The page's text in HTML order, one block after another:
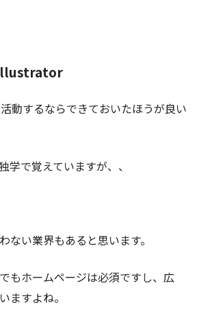
動するならできておいたほうが良い
学で覚えていますが、、
ない業界もあると思います。
もホームページは必須ですし、広
ますよね。